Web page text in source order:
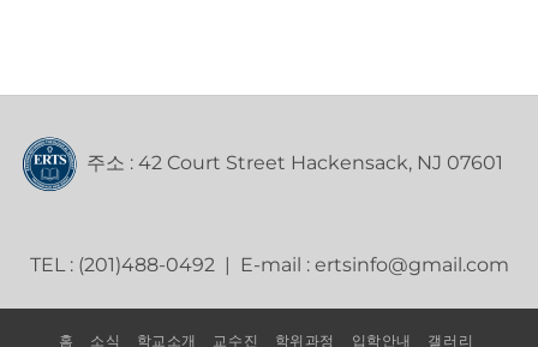
주소 : 42 Court Street Hackensack, NJ 07601
TEL : (201)488-0492 | E-mail : ertsinfo@gmail.com
홈 소식 학교소개 교수진 학위과정 입학안내 갤러리